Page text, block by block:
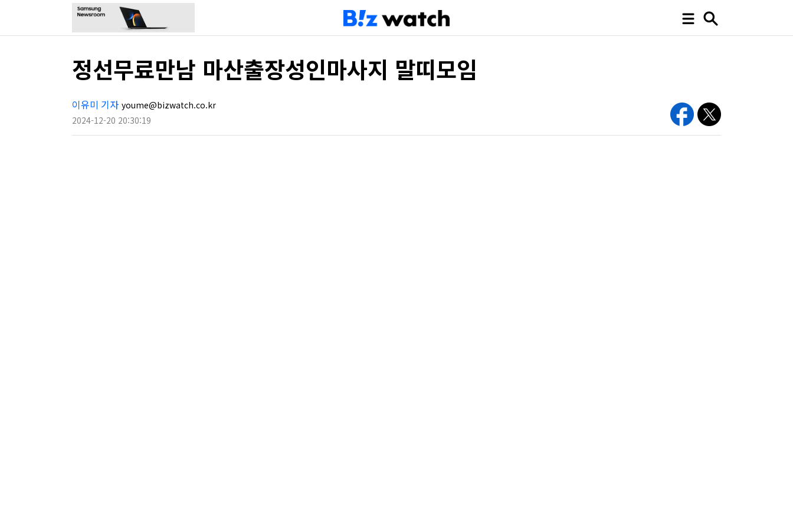
정선무료만남 마산출장성인마사지 말띠모임
이유미 기자 youme@bizwatch.co.kr
2024-12-20 20:30:19